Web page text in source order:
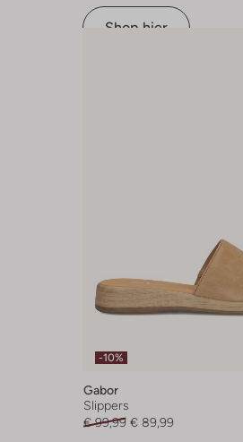
Shop hier
-10%
Gabor
Slippers
€ 99,99 € 89,99